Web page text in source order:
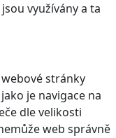
využívány a ta
stránky
je navigace na
dle velikosti
web správně